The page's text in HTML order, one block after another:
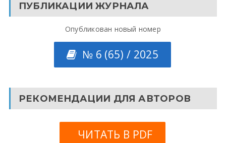
ПУБЛИКАЦИИ ЖУРНАЛА
Опубликован новый номер
№ 6 (65) / 2025
РЕКОМЕНДАЦИИ ДЛЯ АВТОРОВ
ЧИТАТЬ В PDF